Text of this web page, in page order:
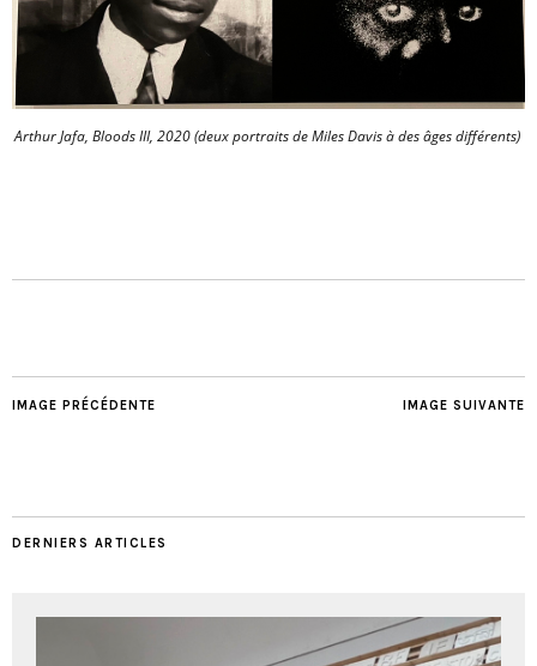
Arthur Jafa, Bloods III, 2020 (deux portraits de Miles Davis à des âges différents)
IMAGE SUIVANTE
IMAGE PRÉCÉDENTE
DERNIERS ARTICLES